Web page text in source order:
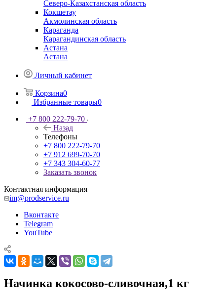
Северо-Казахстанская область
Кокшетау
Акмолинская область
Караганда
Карагандинская область
Астана
Астана
Личный кабинет
Корзина0
Избранные товары0
+7 800 222-79-70
Назад
Телефоны
+7 800 222-79-70
+7 912 699-70-70
+7 343 304-60-77
Заказать звонок
Контактная информация
im@prodservice.ru
Вконтакте
Telegram
YouTube
Начинка кокосово-сливочная,1 кг